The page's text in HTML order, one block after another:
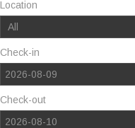
Location
Check-in
2026-08-09
Check-out
2026-08-10